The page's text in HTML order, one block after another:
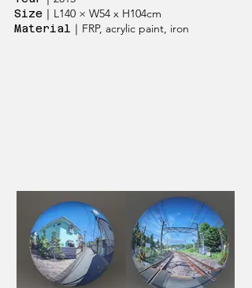
Size ｜L140 × W54 x H104cm
Material ｜FRP, acrylic paint, iron